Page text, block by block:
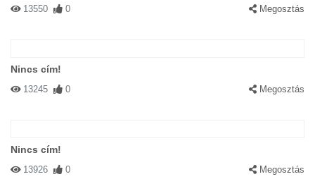
13550 0 Megosztás
Nincs cím!
13245 0 Megosztás
Nincs cím!
13926 0 Megosztás